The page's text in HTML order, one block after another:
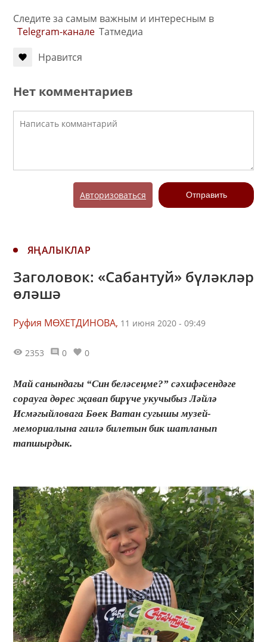
Следите за самым важным и интересным в
Telegram-канале Татмедиа
Нравится
Нет комментариев
Авторизоваться Отправить
ЯҢАЛЫКЛАР
Заголовок: «Сабантуй» бүләкләр
өләшә
Руфия МӨХЕТДИНОВА, 11 июня 2020 - 09:49
2353 0 0
Май санындагы “Син беләсеңме?” сәхифәсендәге
сорауга дөрес җавап бирүче укучыбыз Ләйлә
Исмәгыйловага Бөек Ватан сугышы музей-
мемориалына гаилә билетын бик шатланып
тапшырдык.